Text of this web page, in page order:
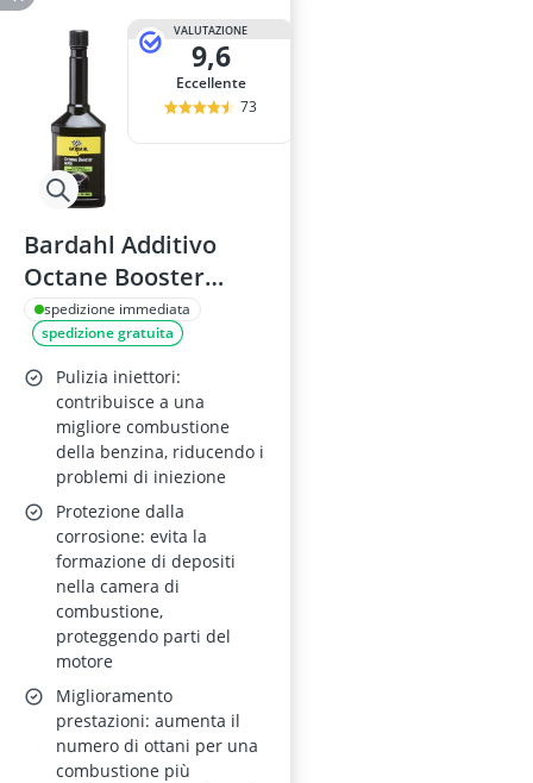
VALUTAZIONE
9,6
Eccellente
73
Bardahl Additivo
Octane Booster
250ml
spedizione immediata
spedizione gratuita
Pulizia iniettori:
contribuisce a una
migliore combustione
della benzina, riducendo i
problemi di iniezione
Protezione dalla
corrosione: evita la
formazione di depositi
nella camera di
combustione,
proteggendo parti del
motore
Miglioramento
prestazioni: aumenta il
numero di ottani per una
combustione più